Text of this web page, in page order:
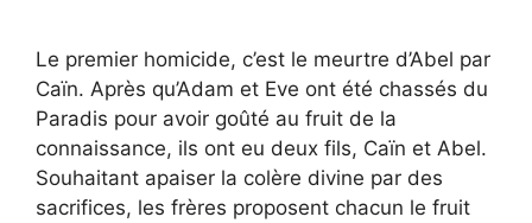
Le premier homicide, c’est le meurtre d’Abel par
Caïn. Après qu’Adam et Eve ont été chassés du
Paradis pour avoir goûté au fruit de la
connaissance, ils ont eu deux fils, Caïn et Abel.
Souhaitant apaiser la colère divine par des
sacrifices, les frères proposent chacun le fruit